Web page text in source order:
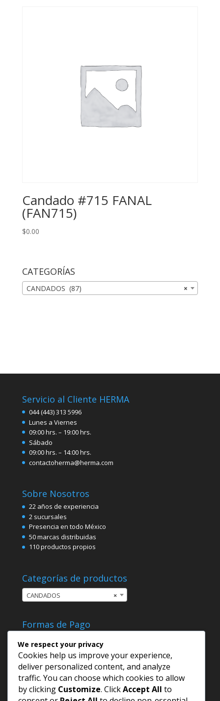
Candado #715 FANAL
(FAN715)
$0.00
CATEGORÍAS
×
CANDADOS (87)
Servicio al Cliente HERMA
044 (443) 313 5996
Lunes a Viernes
09:00 hrs. – 19:00 hrs.
Sábado
09:00 hrs. – 14:00 hrs.
contactoherma@herma.com
Sobre Nosotros
22 años de experiencia
2 sucursales
Presencia en todo México
50 marcas distribuidas
110 productos propios
Categorías de productos
×
CANDADOS
Formas de Pago
We respect your privacy
Cookies help us improve your experience,
deliver personalized content, and analyze
traffic. You can choose which cookies to allow
by clicking Customize. ClickAccept All to